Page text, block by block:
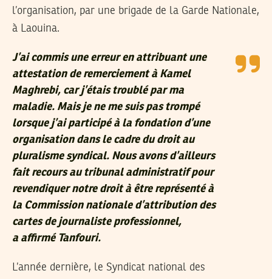
l’organisation, par une brigade de la Garde Nationale,
à Laouina.
J’ai commis une erreur en attribuant une
attestation de remerciement à Kamel
Maghrebi, car j’étais troublé par ma
maladie. Mais je ne me suis pas trompé
lorsque j’ai participé à la fondation d’une
organisation dans le cadre du droit au
pluralisme syndical. Nous avons d’ailleurs
fait recours au tribunal administratif pour
revendiquer notre droit à être représenté à
la Commission nationale d’attribution des
cartes de journaliste professionnel,
a affirmé Tanfouri.
L’année dernière, le Syndicat national des